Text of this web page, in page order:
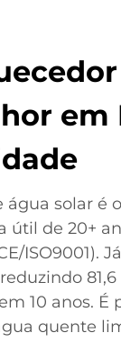
água solar é
útil de 20+
ISO9001).
10 anos. É
quente